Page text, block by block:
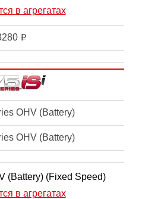
в агрегатах
i
OHV (Battery)
OHV (Battery)
(Battery) (Fixed Speed)
в агрегатах